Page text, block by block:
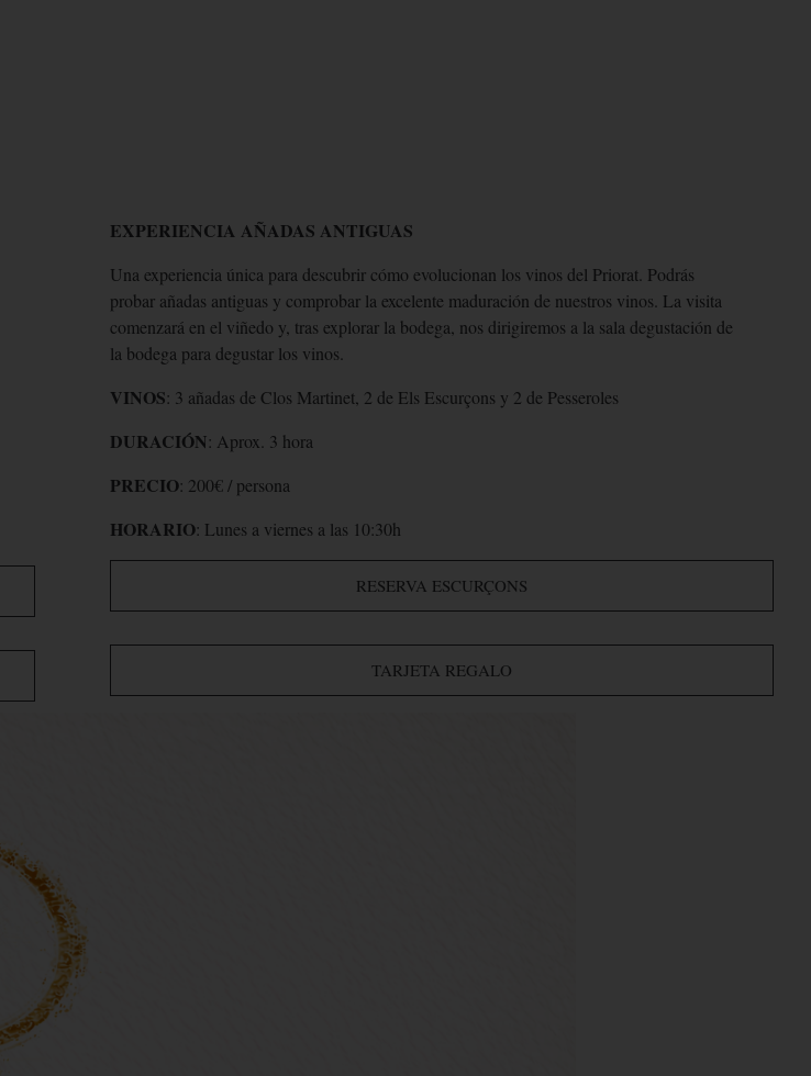
EXPERIENCIA AÑADAS ANTIGUAS
Una experiencia única para descubrir cómo evolucionan los vinos del Priorat. Podrás
probar añadas antiguas y comprobar la excelente maduración de nuestros vinos. La visita
comenzará en el viñedo y, tras explorar la bodega, nos dirigiremos a la sala degustación de
la bodega para degustar los vinos.
VINOS: 3 añadas de Clos Martinet, 2 de Els Escurçons y 2 de Pesseroles
DURACIÓN: Aprox. 3 hora
PRECIO: 200€ / persona
HORARIO: Lunes a viernes a las 10:30h
RESERVA ESCURÇONS
TARJETA REGALO